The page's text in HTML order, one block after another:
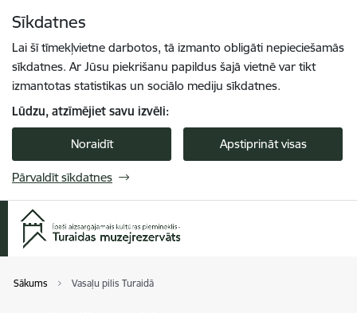
Sīkdatnes
Lai šī tīmekļvietne darbotos, tā izmanto obligāti nepieciešamās
sīkdatnes. Ar Jūsu piekrišanu papildus šajā vietnē var tikt
izmantotas statistikas un sociālo mediju sīkdatnes.
Lūdzu, atzīmējiet savu izvēli:
Noraidīt Apstiprināt visas
Pārvaldīt sīkdatnes
Sākums Vasaļu pilis Turaidā